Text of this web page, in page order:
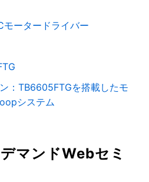
ータードライバー
：TB6605FTGを搭載したモ
システム
マンドWebセミ